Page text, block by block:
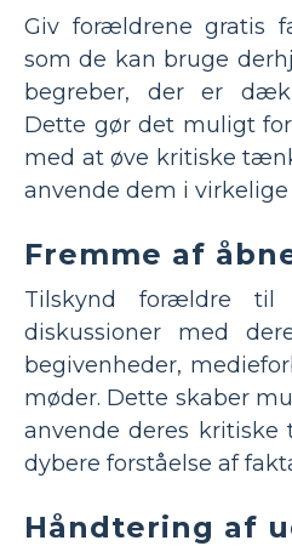
Giv forældrene gratis
som de kan bruge
begreber, der er
Dette gør det muligt
med at øve kritiske
anvende dem i
Fremme af
Tilskynd forældre
diskussioner med
begivenheder,
møder. Dette skaber
anvende deres
dybere forståelse af
Håndtering af